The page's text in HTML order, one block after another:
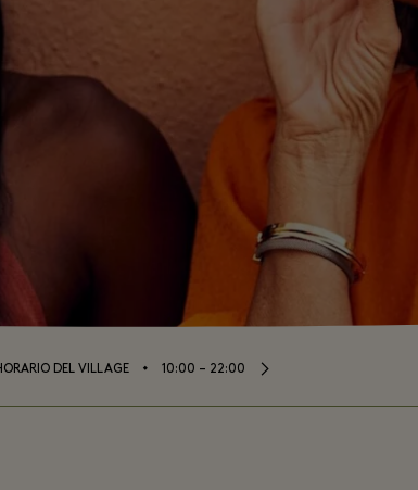
DEL VILLAGE ⬩ 10:00 – 22:00